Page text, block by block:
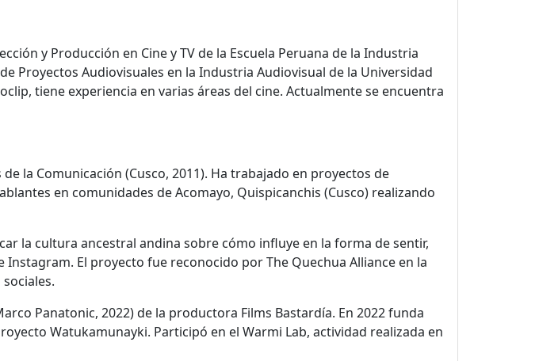
y Producción en Cine y TV de la Escuela Peruana de la Industria
Proyectos Audiovisuales en la Industria Audiovisual de la Universidad
tiene experiencia en varias áreas del cine. Actualmente se encuentra
la Comunicación (Cusco, 2011). Ha trabajado en proyectos de
en comunidades de Acomayo, Quispicanchis (Cusco) realizando
la cultura ancestral andina sobre cómo influye en la forma de sentir,
El proyecto fue reconocido por The Quechua Alliance en la
Panatonic, 2022) de la productora Films Bastardía. En 2022 funda
Watukamunayki. Participó en el Warmi Lab, actividad realizada en